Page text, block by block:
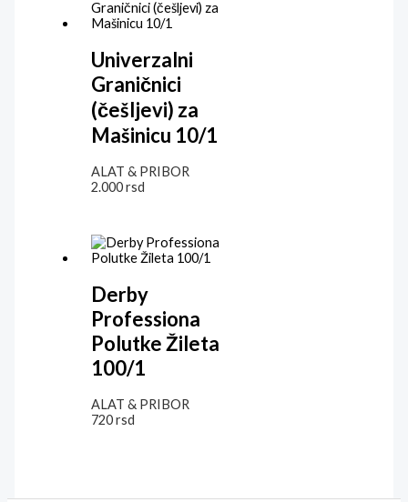
Univerzalni
Graničnici
(češljevi) za
Mašinicu 10/1
ALAT & PRIBOR
2.000rsd
Derby
Professiona
Polutke Žileta
100/1
ALAT & PRIBOR
720rsd